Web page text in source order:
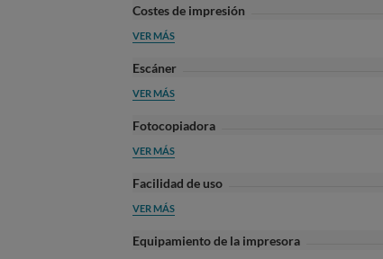
Costes de impresión
VER MÁS
Escáner
VER MÁS
Fotocopiadora
VER MÁS
Facilidad de uso
VER MÁS
Equipamiento de la impresora